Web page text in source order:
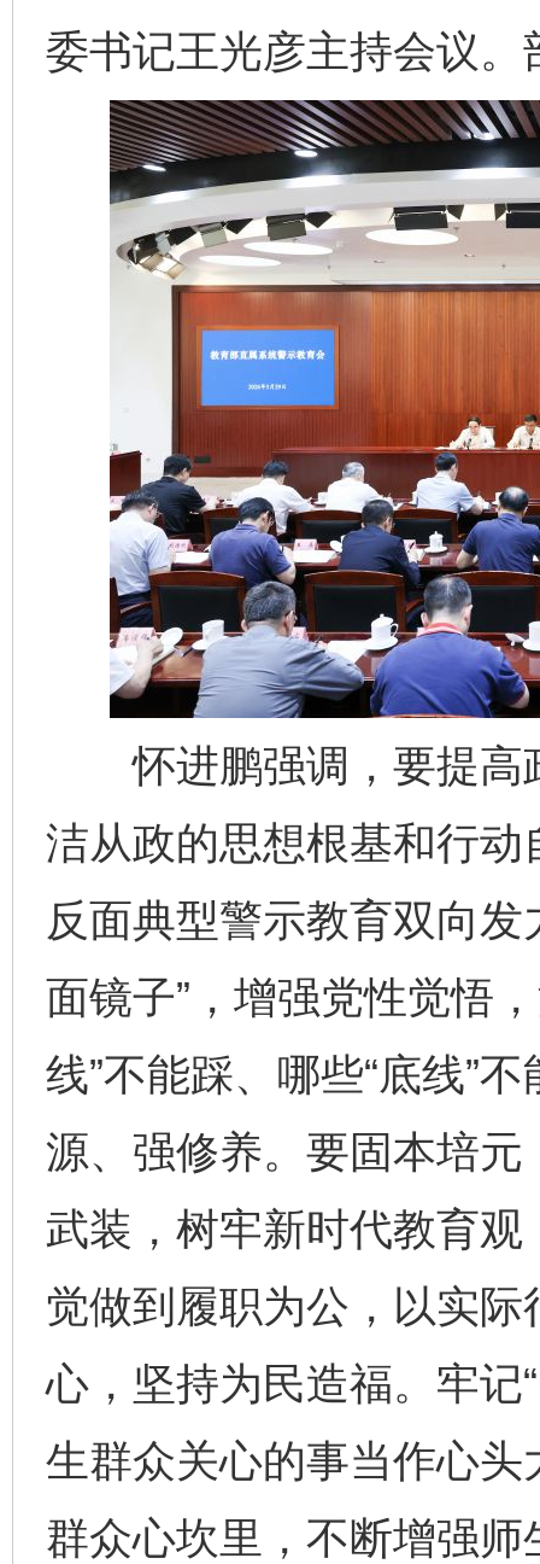
委书记王光彦主持会议
怀进鹏强调，要提高
洁从政的思想根基和行
反面典型警示教育双向
面镜子”，增强党性觉悟
线”不能踩、哪些“底线”
源、强修养。要固本培
武装，树牢新时代教育
觉做到履职为公，以实
心，坚持为民造福。牢记
生群众关心的事当作心
群众心坎里，不断增强